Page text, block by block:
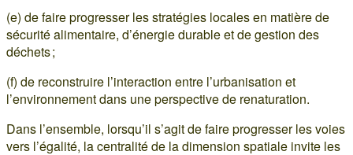
(e) de faire progresser les stratégies locales en matière de
sécurité alimentaire, d’énergie durable et de gestion des
déchets ;
(f) de reconstruire l’interaction entre l’urbanisation et
l’environnement dans une perspective de renaturation.
Dans l’ensemble, lorsqu’il s’agit de faire progresser les voies
vers l’égalité, la centralité de la dimension spatiale invite les